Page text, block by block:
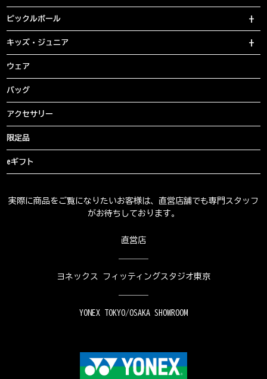
ピックルボール
キッズ・ジュニア
ウェア
バッグ
アクセサリー
限定品
eギフト
実際に商品をご覧になりたいお客様は、直営店舗でも専門スタッフ
がお待ちしております。
直営店
ヨネックス フィッティングスタジオ東京
YONEX TOKYO/OSAKA SHOWROOM